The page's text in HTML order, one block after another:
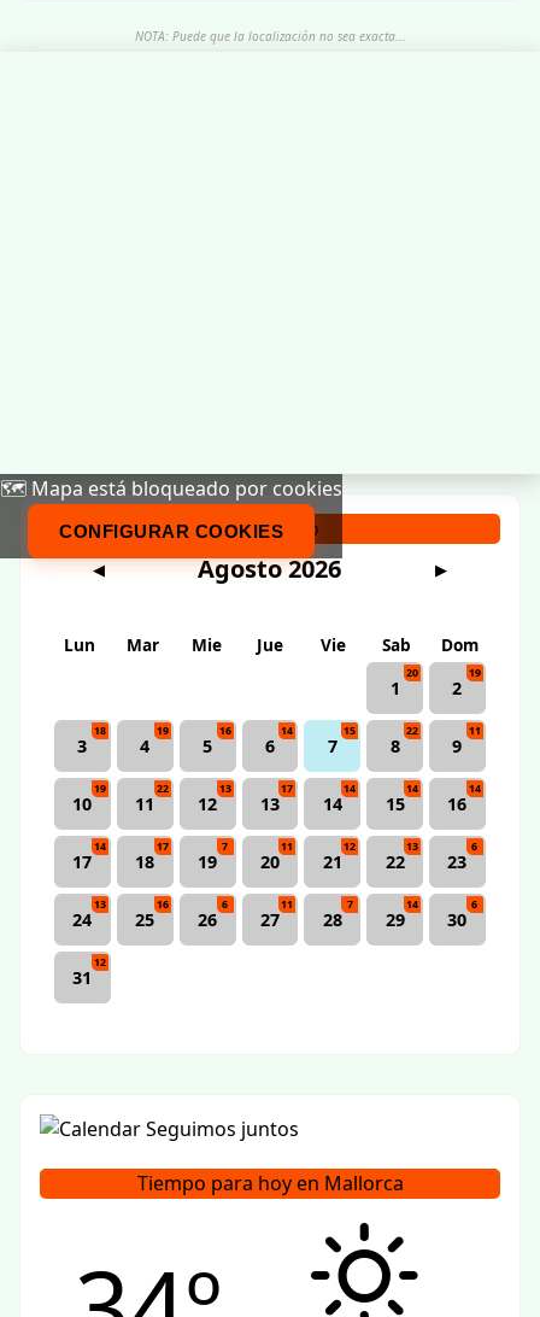
NOTA: Puede que la localización no sea exacta...
🗺️ Mapa está bloqueado por cookies
CONFIGURAR COOKIES
Calendario
◀ Agosto 2026 ▶
Lun Mar Mie Jue Vie Sab
Dom
1
20
2
19
3
18
4
19
5
16
6
14
7
15
8
22
9
11
10
19
11
22
12
13
13
17
14
14
15
14
16
14
17
14
18
17
19
7
20
11
21
12
22
13
23
6
24
13
25
16
26
6
27
11
28
7
29
14
30
6
31
12
Tiempo para hoy en Mallorca